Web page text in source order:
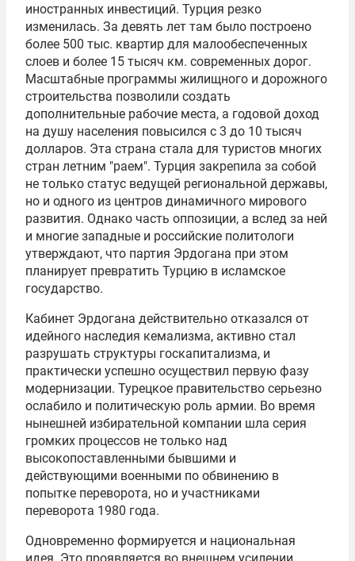
иностранных инвестиций. Турция резко
изменилась. За девять лет там было построено
более 500 тыс. квартир для малообеспеченных
слоев и более 15 тысяч км. современных дорог.
Масштабные программы жилищного и дорожного
строительства позволили создать
дополнительные рабочие места, а годовой доход
на душу населения повысился с 3 до 10 тысяч
долларов. Эта страна стала для туристов многих
стран летним "раем". Турция закрепила за собой
не только статус ведущей региональной державы,
но и одного из центров динамичного мирового
развития. Однако часть оппозиции, а вслед за ней
и многие западные и российские политологи
утверждают, что партия Эрдогана при этом
планирует превратить Турцию в исламское
государство.
Кабинет Эрдогана действительно отказался от
идейного наследия кемализма, активно стал
разрушать структуры госкапитализма, и
практически успешно осуществил первую фазу
модернизации. Турецкое правительство серьезно
ослабило и политическую роль армии. Во время
нынешней избирательной компании шла серия
громких процессов не только над
высокопоставленными бывшими и
действующими военными по обвинению в
попытке переворота, но и участниками
переворота 1980 года.
Одновременно формируется и национальная